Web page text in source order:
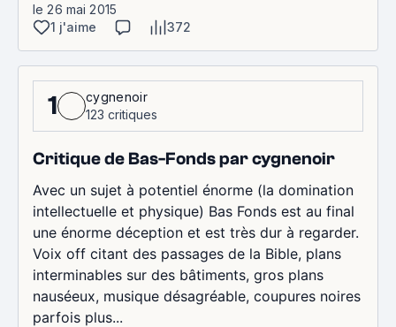
le 26 mai 2015
1 j'aime
372
1
cygnenoir
123 critiques
Critique de Bas-Fonds par cygnenoir
Avec un sujet à potentiel énorme (la domination
intellectuelle et physique) Bas Fonds est au final
une énorme déception et est très dur à regarder.
Voix off citant des passages de la Bible, plans
interminables sur des bâtiments, gros plans
nauséeux, musique désagréable, coupures noires
parfois plus...